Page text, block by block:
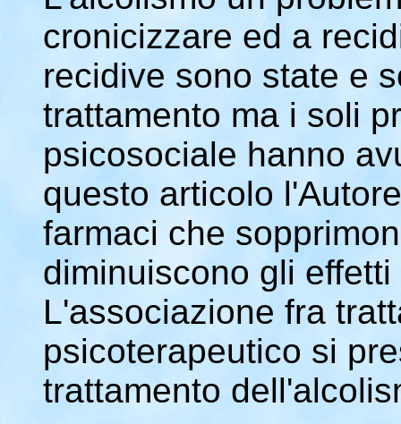
cronicizzare ed a
recidive sono state e
trattamento ma i soli
psicosociale hanno
questo articolo
farmaci che
diminuiscono gli
L'associazione fra
psicoterapeutico si
trattamento